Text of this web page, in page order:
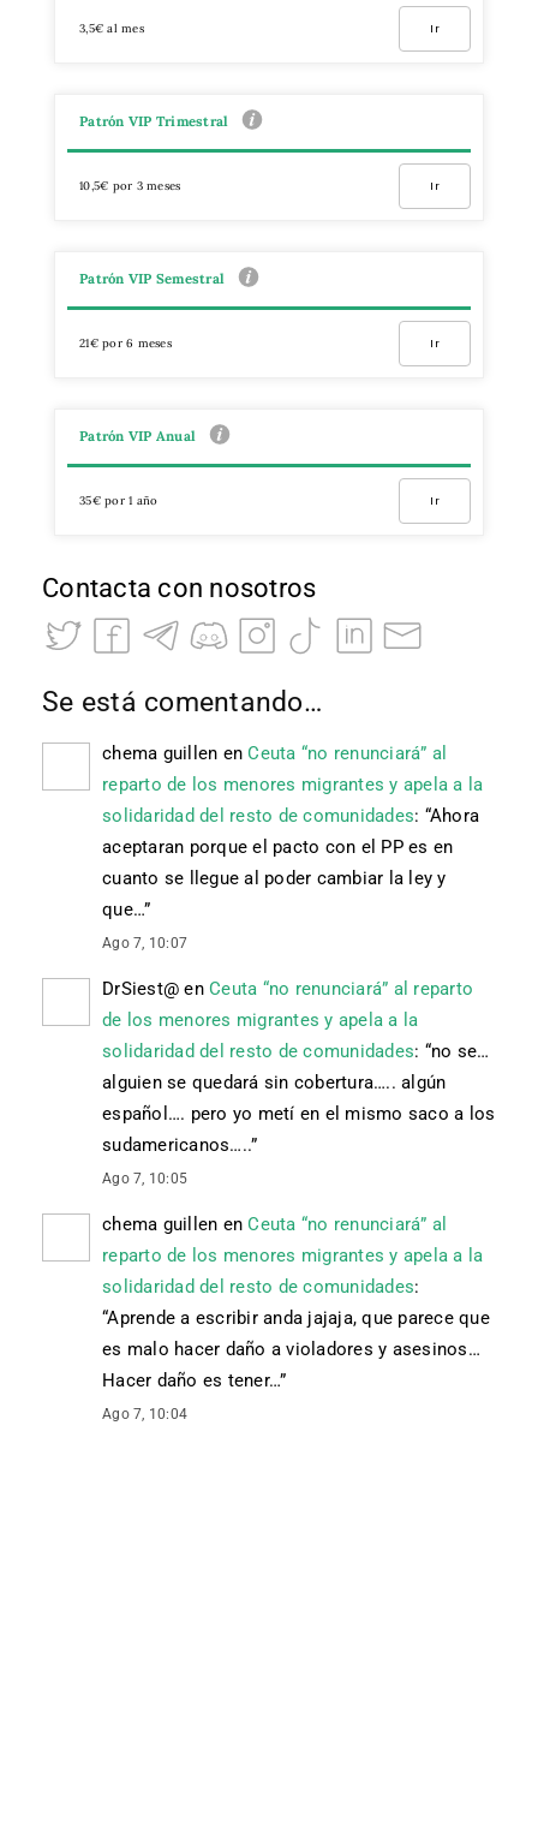
3,5€ al mes Ir
Patrón VIP Trimestral
10,5€ por 3 meses Ir
Patrón VIP Semestral
21€ por 6 meses Ir
Patrón VIP Anual
35€ por 1 año Ir
Contacta con nosotros
Se está comentando…
chema guillen enCeuta “no renunciará” al
reparto de los menores migrantes y apela a la
solidaridad del resto de comunidades: “Ahora
aceptaran porque el pacto con el PP es en
cuanto se llegue al poder cambiar la ley y
que…”
Ago 7, 10:07
DrSiest@ en Ceuta “no renunciará” al reparto
de los menores migrantes y apela a la
solidaridad del resto de comunidades: “no se…
alguien se quedará sin cobertura….. algún
español…. pero yo metí en el mismo saco a los
sudamericanos…..”
Ago 7, 10:05
chema guillen enCeuta “no renunciará” al
reparto de los menores migrantes y apela a la
solidaridad del resto de comunidades:
“Aprende a escribir anda jajaja, que parece que
es malo hacer daño a violadores y asesinos…
Hacer daño es tener…”
Ago 7, 10:04